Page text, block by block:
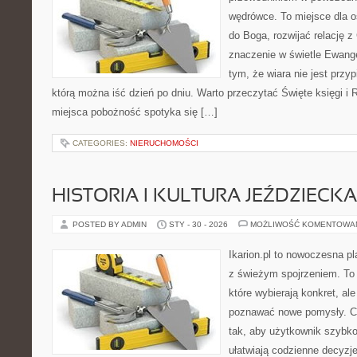
wędrówce. To miejsce dla
do Boga, rozwijać relację
znaczenie w świetle
tym, że wiara nie jest
którą można iść dzień po dniu. Warto przeczytać Święte księgi i
miejsca pobożność spotyka się […]
CATEGORIES: NIERUCHOMOŚCI
HISTORIA I KULTURA JEŹDZIECKA
POSTED BY ADMIN STY - 30 - 2026 MOŻLIWOŚĆ
Ikarion.pl to nowoczesna
z świeżym spojrzeniem.
które wybierają konkret,
poznawać nowe pomysły.
tak, aby użytkownik
ułatwiają codzienne